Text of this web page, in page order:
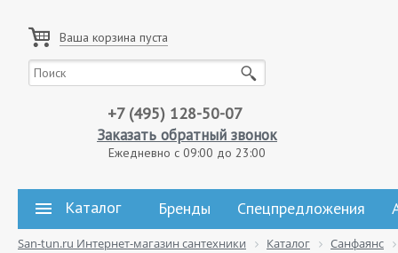
Ваша корзина пуста
+7 (495) 128-50-07
Заказать обратный звонок
Ежедневно с 09:00 до 23:00
Каталог Бренды Спецпредложения
San-tun.ru Интернет-магазин сантехники Каталог Санфаянс